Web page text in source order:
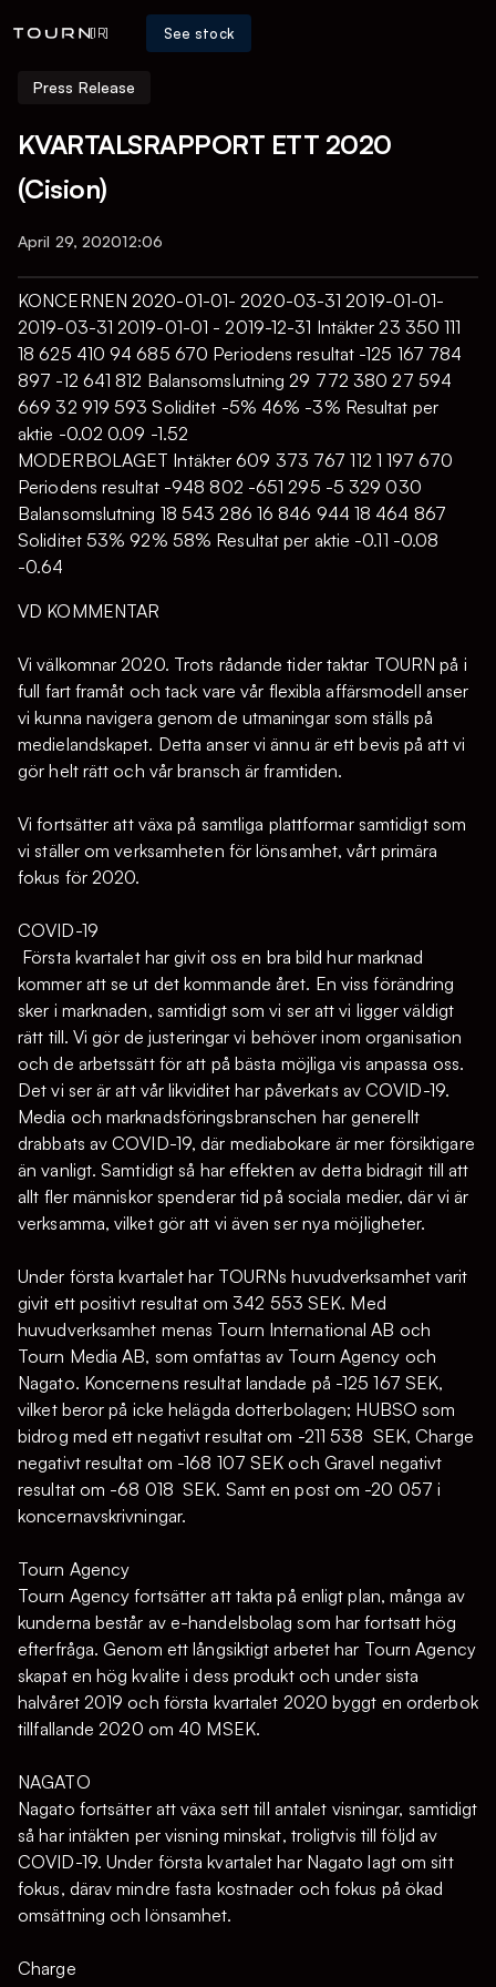
[IR] See stock
Press Release
KVARTALSRAPPORT ETT 2020
(Cision)
April 29, 202012:06
KONCERNEN 2020-01-01- 2020-03-31 2019-01-01-
2019-03-31 2019-01-01 - 2019-12-31 Intäkter 23 350 111
18 625 410 94 685 670 Periodens resultat -125 167 784
897 -12 641 812 Balansomslutning 29 772 380 27 594
669 32 919 593 Soliditet -5% 46% -3% Resultat per
aktie -0.02 0.09 -1.52
MODERBOLAGET Intäkter 609 373 767 112 1 197 670
Periodens resultat -948 802 -651 295 -5 329 030
Balansomslutning 18 543 286 16 846 944 18 464 867
Soliditet 53% 92% 58% Resultat per aktie -0.11 -0.08
-0.64
VD KOMMENTAR
Vi välkomnar 2020. Trots rådande tider taktar TOURN på i
full fart framåt och tack vare vår flexibla affärsmodell anser
vi kunna navigera genom de utmaningar som ställs på
medielandskapet. Detta anser vi ännu är ett bevis på att vi
gör helt rätt och vår bransch är framtiden.
Vi fortsätter att växa på samtliga plattformar samtidigt som
vi ställer om verksamheten för lönsamhet, vårt primära
fokus för 2020.
COVID-19
Första kvartalet har givit oss en bra bild hur marknad
kommer att se ut det kommande året. En viss förändring
sker i marknaden, samtidigt som vi ser att vi ligger väldigt
rätt till. Vi gör de justeringar vi behöver inom organisation
och de arbetssätt för att på bästa möjliga vis anpassa oss.
Det vi ser är att vår likviditet har påverkats av COVID-19.
Media och marknadsföringsbranschen har generellt
drabbats av COVID-19, där mediabokare är mer försiktigare
än vanligt. Samtidigt så har effekten av detta bidragit till att
allt fler människor spenderar tid på sociala medier, där vi är
verksamma, vilket gör att vi även ser nya möjligheter.
Under första kvartalet har TOURNs huvudverksamhet varit
givit ett positivt resultat om 342 553 SEK. Med
huvudverksamhet menas Tourn International AB och
Tourn Media AB, som omfattas av Tourn Agency och
Nagato. Koncernens resultat landade på -125 167 SEK,
vilket beror på icke helägda dotterbolagen; HUBSO som
bidrog med ett negativt resultat om -211 538 SEK, Charge
negativt resultat om -168 107 SEK och Gravel negativt
resultat om -68 018 SEK. Samt en post om -‭20 057‬ i
koncernavskrivningar.
Tourn Agency
Tourn Agency fortsätter att takta på enligt plan, många av
kunderna består av e-handelsbolag som har fortsatt hög
efterfråga. Genom ett långsiktigt arbetet har Tourn Agency
skapat en hög kvalite i dess produkt och under sista
halvåret 2019 och första kvartalet 2020 byggt en orderbok
tillfallande 2020 om 40 MSEK.
NAGATO
Nagato fortsätter att växa sett till antalet visningar, samtidigt
så har intäkten per visning minskat, troligtvis till följd av
COVID-19. Under första kvartalet har Nagato lagt om sitt
fokus, därav mindre fasta kostnader och fokus på ökad
omsättning och lönsamhet.
Charge